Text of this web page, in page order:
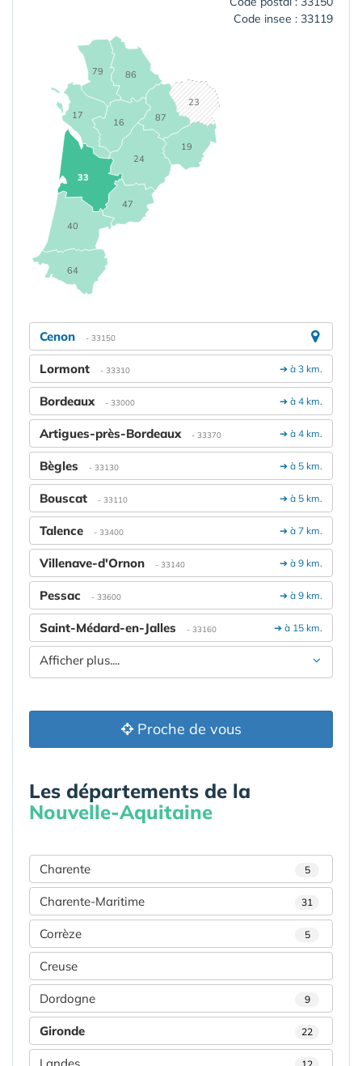
Code insee : 33119
16
17
19
23
24
33
40
47
64
79 86
87
Cenon - 33150
➔ à 3 km.
Lormont - 33310
➔ à 4 km.
Bordeaux - 33000
➔ à 4 km.
Artigues-près-Bordeaux - 33370
➔ à 5 km.
Bègles - 33130
➔ à 5 km.
Bouscat - 33110
➔ à 7 km.
Talence - 33400
➔ à 9 km.
Villenave-d'Ornon - 33140
➔ à 9 km.
Pessac - 33600
➔ à 15 km.
Saint-Médard-en-Jalles - 33160
Afficher plus....
Proche de vous
Les départements de la
Nouvelle-Aquitaine
Charente 5
Charente-Maritime 31
Corrèze 5
Creuse
Dordogne 9
Gironde 22